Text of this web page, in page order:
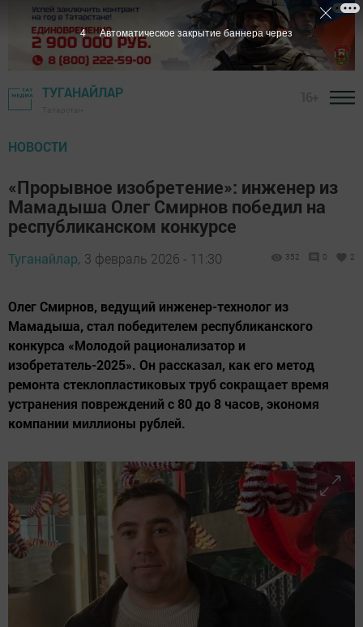
ТУГАНАЙЛАР
НОВОСТИ
«Прорывное изобретение»: инженер из
Мамадыша Олег Смирнов победил на
республиканском конкурсе
Туганайлар, 3 февраль 2026 - 11:30 352 0 2
Олег Смирнов, ведущий инженер-технолог из
Мамадыша, стал победителем республиканского
конкурса «Молодой рационализатор и
изобретатель-2025». Он рассказал, как его метод
ремонта стеклопластиковых труб сокращает время
устранения повреждений с 80 до 8 часов, экономя
компании миллионы рублей.
2 Автоматическое закрытие баннера через